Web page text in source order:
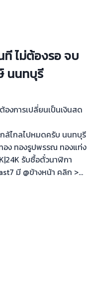
ที ไม่ต้องรอ จบ
นนทบุรี
องการเปลี่ยนเป็นเงินสด
ล้ไกลไปหมดครับ นนทบุรี
อง ทองรูปพรรณ ทองแท่ง
รับซื้อตั๋วนาฬิกา
มี @ข้างหน้า คลิก >…